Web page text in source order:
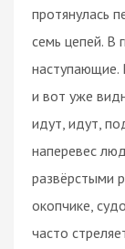
протянулась
семь цепей. В
наступающие.
и вот уже
идут, идут,
наперевес
развёрстыми
окопчике,
часто